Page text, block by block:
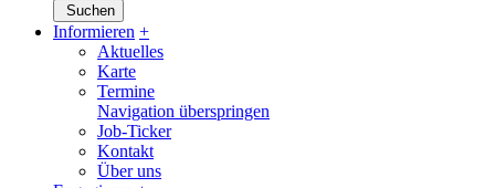
Suchen
Informieren +
Aktuelles
Karte
Termine
Navigation überspringen
Job-Ticker
Kontakt
Über uns